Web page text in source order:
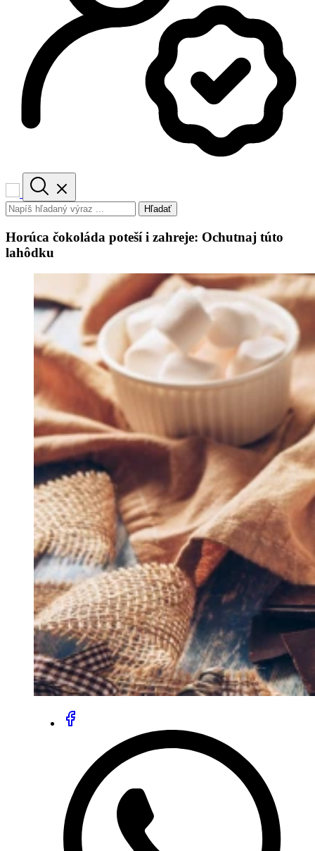
Hľadať
Horúca čokoláda poteší i zahreje: Ochutnaj túto
lahôdku